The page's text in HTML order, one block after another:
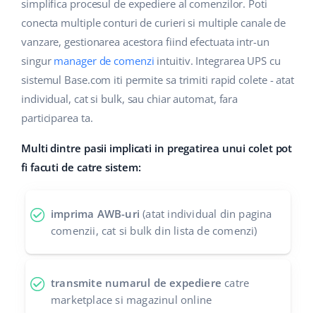
Managementul transporturilor
Automatizarea fluxului de lucru
Base Connect
AI pentru comerțul electronic
Casă și grădină
Produse pentru copii
Electronică
Piese auto
Sănătate și frumusețe
Suport
Blog
Servicii
Implementari de sistem
Auditul conturilor
english (US)
english (GB)
english (IN)
čeština
deutsch
Ελληνικά
español (AR)
español (MX)
Italiano
simplifica procesul de expediere al comenzilor. Poti
conecta multiple conturi de curieri si multiple canale de
vanzare, gestionarea acestora fiind efectuata intr-un
singurmanager de comenzi intuitiv. Integrarea UPS cu
sistemul Base.com iti permite sa trimiti rapid colete - atat
individual, cat si bulk, sau chiar automat, fara
participarea ta.
Multi dintre pasii implicati in pregatirea unui colet pot
fi facuti de catre sistem:
imprima AWB-uri (atat individual din pagina
comenzii, cat si bulk din lista de comenzi)
transmite numarul de expediere catre
marketplace si magazinul online